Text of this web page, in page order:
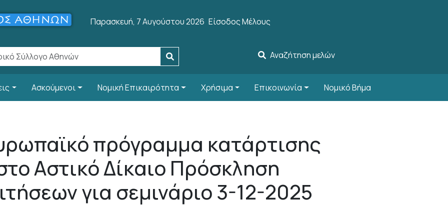
Παρασκευή, 7 Αυγούστου 2026User account menu
Είσοδος Μέλους
Αναζήτηση μελών
Ασκούμενοι Νομική Επικαιρότητα Χρήσιμα Επικοινωνία Νομικό Βήμα
πρόγραμμα κατάρτισης
Αστικό Δίκαιο Πρόσκληση
για σεμινάριο 3-12-2025